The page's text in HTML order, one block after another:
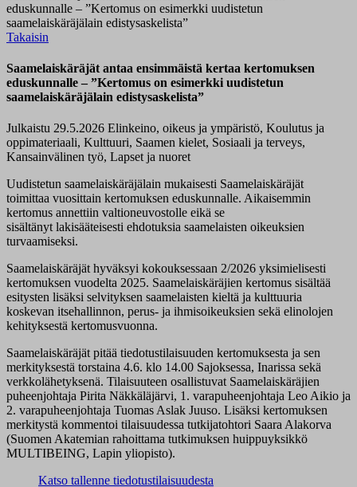
eduskunnalle – ”Kertomus on esimerkki uudistetun
saamelaiskäräjälain edistysaskelista”
Takaisin
Saamelaiskäräjät antaa ensimmäistä kertaa kertomuksen
eduskunnalle – ”Kertomus on esimerkki uudistetun
saamelaiskäräjälain edistysaskelista”
Julkaistu 29.5.2026 Elinkeino, oikeus ja ympäristö, Koulutus ja
oppimateriaali, Kulttuuri, Saamen kielet, Sosiaali ja terveys,
Kansainvälinen työ, Lapset ja nuoret
Uudistetun saamelaiskäräjälain mukaisesti Saamelaiskäräjät
toimittaa vuosittain kertomuksen eduskunnalle. Aikaisemmin
kertomus annettiin valtioneuvostolle eikä se
sisältänyt lakisääteisesti ehdotuksia saamelaisten oikeuksien
turvaamiseksi.
Saamelaiskäräjät hyväksyi kokouksessaan 2/2026 yksimielisesti
kertomuksen vuodelta 2025. Saamelaiskäräjien kertomus sisältää
esitysten lisäksi selvityksen saamelaisten kieltä ja kulttuuria
koskevan itsehallinnon, perus- ja ihmisoikeuksien sekä elinolojen
kehityksestä kertomusvuonna.
Saamelaiskäräjät pitää tiedotustilaisuuden kertomuksesta ja sen
merkityksestä torstaina 4.6. klo 14.00 Sajoksessa, Inarissa sekä
verkkolähetyksenä. Tilaisuuteen osallistuvat Saamelaiskäräjien
puheenjohtaja Pirita Näkkäläjärvi, 1. varapuheenjohtaja Leo Aikio ja
2. varapuheenjohtaja Tuomas Aslak Juuso. Lisäksi kertomuksen
merkitystä kommentoi tilaisuudessa tutkijatohtori Saara Alakorva
(Suomen Akatemian rahoittama tutkimuksen huippuyksikkö
MULTIBEING, Lapin yliopisto).
Katso tallenne tiedotustilaisuudesta